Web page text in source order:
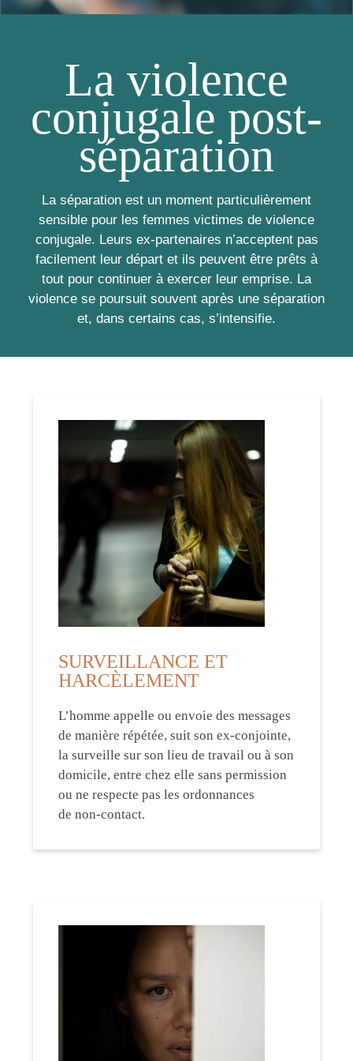
La violence
conjugale post-
séparation
La séparation est un moment particulièrement
sensible pour les femmes victimes de violence
conjugale. Leurs ex-partenaires n’acceptent pas
facilement leur départ et ils peuvent être prêts à
tout pour continuer à exercer leur emprise. La
violence se poursuit souvent après une séparation
et, dans certains cas, s’intensifie.
SURVEILLANCE ET
HARCÈLEMENT
L’homme appelle ou envoie des messages
de manière répétée, suit son ex-conjointe,
la surveille sur son lieu de travail ou à son
domicile, entre chez elle sans permission
ou ne respecte pas les ordonnances
de non-contact.